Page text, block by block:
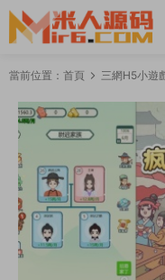
當前位置： 首頁 三網H5小遊